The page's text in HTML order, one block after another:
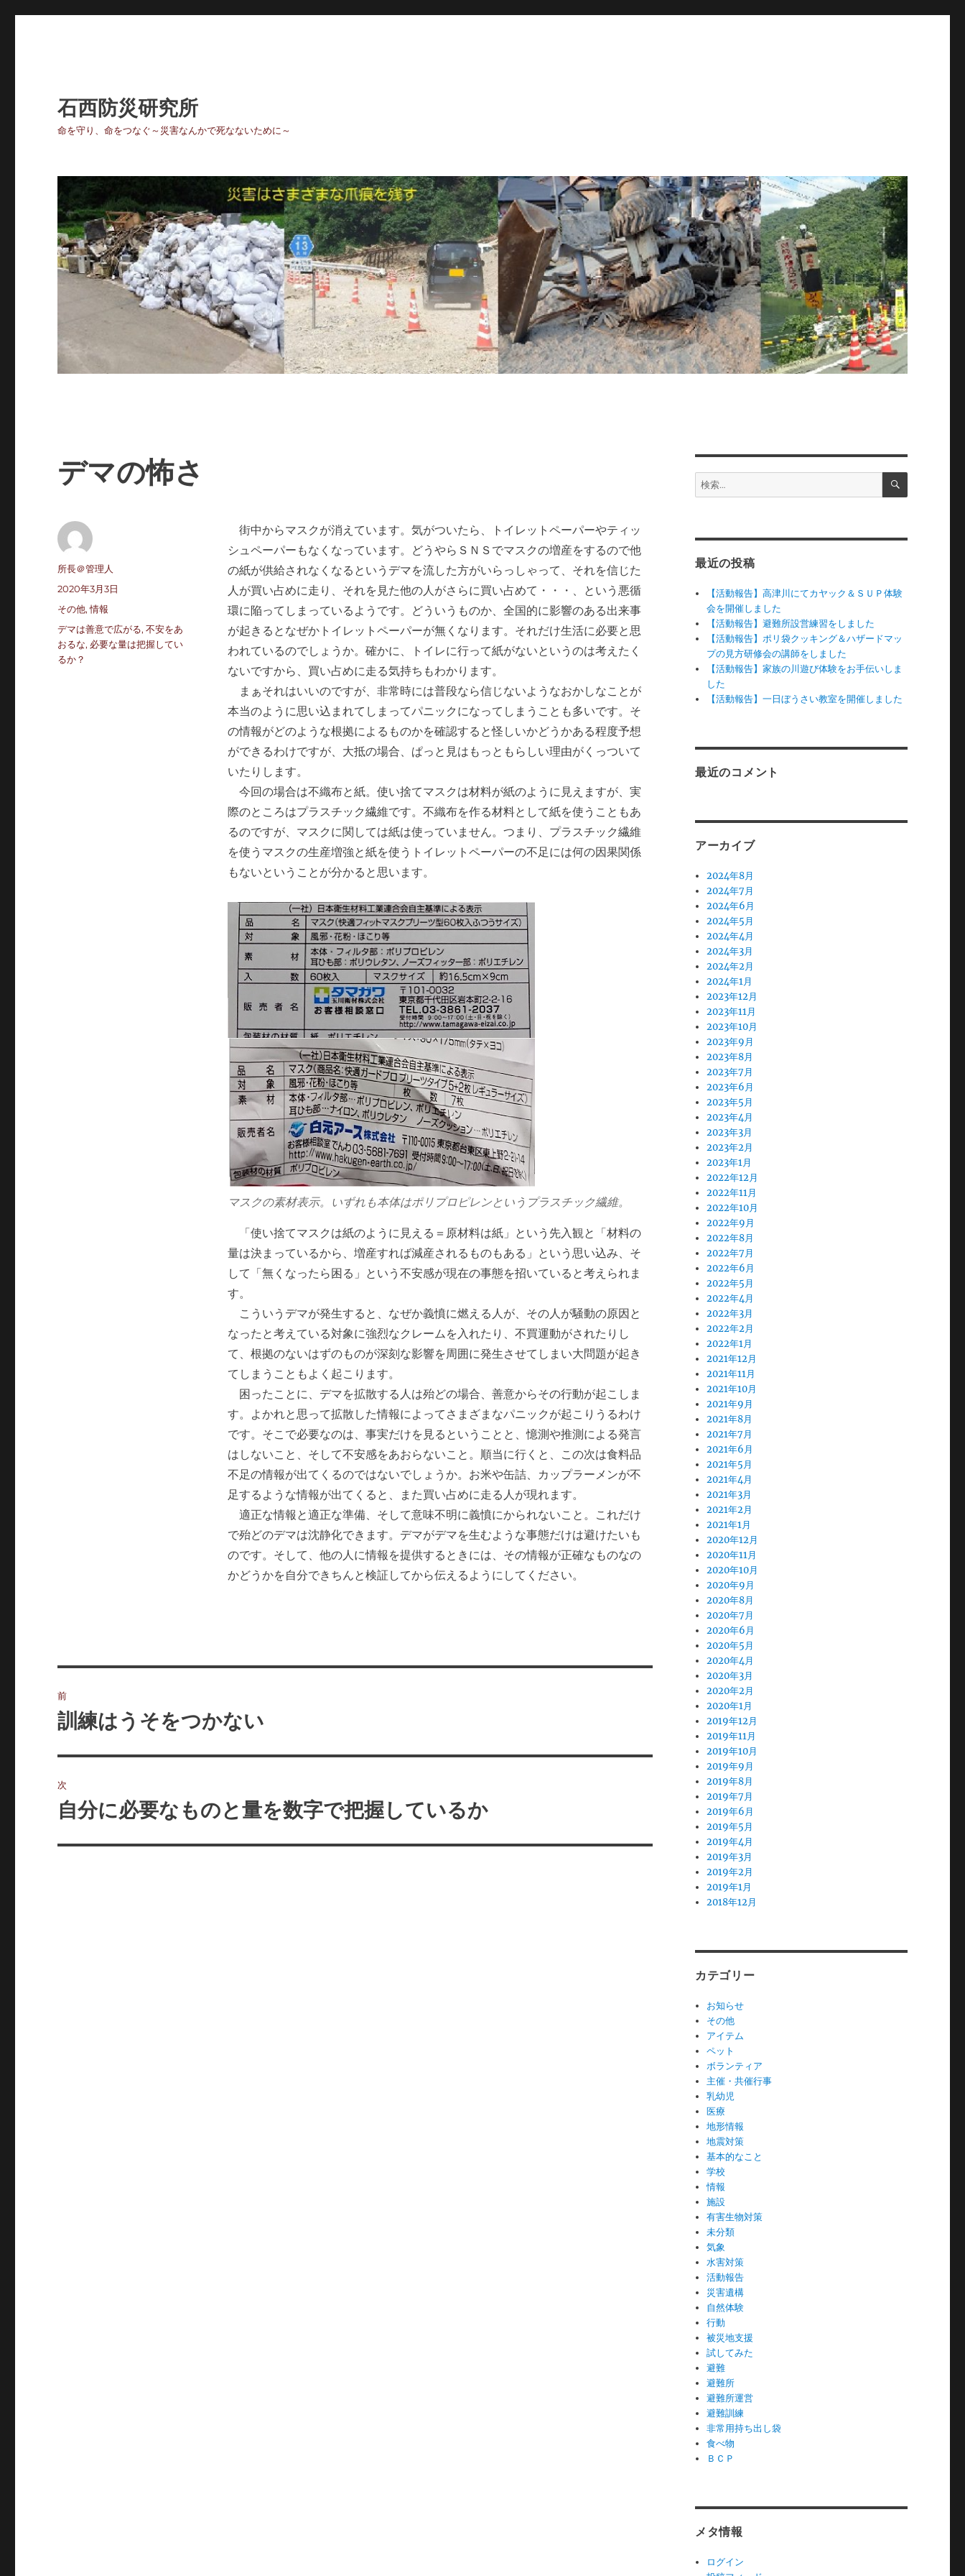
石西防災研究所
命を守り、命をつなぐ～災害なんかで死なないために～
デマの怖さ
街中からマスクが消えています。気がついたら、トイレットペーパーやティッ
シュペーパーもなくなっています。どうやらＳＮＳでマスクの増産をするので他
の紙が供給されなくなるというデマを流した方がいらっしゃって、それを信じた
人が買い占めに走り、それを見た他の人がさらに買い占めて・・・、という悪循
環に陥ってしまっているようです。どういうものか、全国的に影響のある出来事
が起きるとなぜかトイレットペーパーが無くなります。それだけ生活に必要と思
われているのでしょうか。確かに、トイレに行って紙がないというのは考えたく
ないですから、買い占めに走る気持ちもわかります。
まぁそれはいいのですが、非常時には普段なら信じないようなおかしなことが
本当のように思い込まれてしまってパニックになってしまうことも多いです。そ
の情報がどのような根拠によるものかを確認すると怪しいかどうかある程度予想
ができるわけですが、大抵の場合、ぱっと見はもっともらしい理由がくっついて
いたりします。
今回の場合は不織布と紙。使い捨てマスクは材料が紙のように見えますが、実
際のところはプラスチック繊維です。不織布を作る材料として紙を使うこともあ
るのですが、マスクに関しては紙は使っていません。つまり、プラスチック繊維
を使うマスクの生産増強と紙を使うトイレットペーパーの不足には何の因果関係
もないということが分かると思います。
マスクの素材表示。いずれも本体はポリプロピレンというプラスチック繊維。
「使い捨てマスクは紙のように見える＝原材料は紙」という先入観と「材料の
量は決まっているから、増産すれば減産されるものもある」という思い込み、そ
して「無くなったら困る」という不安感が現在の事態を招いていると考えられま
す。
こういうデマが発生すると、なぜか義憤に燃える人が、その人が騒動の原因と
なったと考えている対象に強烈なクレームを入れたり、不買運動がされたりし
て、根拠のないはずのものが深刻な影響を周囲に発生させてしまい大問題が起き
てしまうこともよく起こります。
困ったことに、デマを拡散する人は殆どの場合、善意からその行動が起こしま
す。よかれと思って拡散した情報によってさまざまなパニックが起こりうるわけ
です。そこで必要なのは、事実だけを見るということと、憶測や推測による発言
はしないこと、そして不安感をあおらないこと。順当に行くと、この次は食料品
不足の情報が出てくるのではないでしょうか。お米や缶詰、カップラーメンが不
足するような情報が出てくると、また買い占めに走る人が現れます。
適正な情報と適正な準備、そして意味不明に義憤にかられないこと。これだけ
で殆どのデマは沈静化できます。デマがデマを生むような事態だけは避けたいも
のです。そして、他の人に情報を提供するときには、その情報が正確なものなの
かどうかを自分できちんと検証してから伝えるようにしてください。
投
稿
所長＠管理人
投
稿
2020年3月3日
カ
テ
ゴ
リ
その他,情報
タ
グ
デマは善意で広がる,不安をあ
おるな, 必要な量は把握してい
るか？
稿
ゲ
前
前
投
稿:
訓練はうそをつかない
次
次
投
自分に必要なものと量を数字で把握しているか
検
索:
検
最近の投稿
【活動報告】高津川にてカヤック＆ＳＵＰ体験
会を開催しました
【活動報告】避難所設営練習をしました
【活動報告】ポリ袋クッキング＆ハザードマッ
プの見方研修会の講師をしました
【活動報告】家族の川遊び体験をお手伝いしま
した
【活動報告】一日ぼうさい教室を開催しました
最近のコメント
アーカイブ
2024年8月
2024年7月
2024年6月
2024年5月
2024年4月
2024年3月
2024年2月
2024年1月
2023年12月
2023年11月
2023年10月
2023年9月
2023年8月
2023年7月
2023年6月
2023年5月
2023年4月
2023年3月
2023年2月
2023年1月
2022年12月
2022年11月
2022年10月
2022年9月
2022年8月
2022年7月
2022年6月
2022年5月
2022年4月
2022年3月
2022年2月
2022年1月
2021年12月
2021年11月
2021年10月
2021年9月
2021年8月
2021年7月
2021年6月
2021年5月
2021年4月
2021年3月
2021年2月
2021年1月
2020年12月
2020年11月
2020年10月
2020年9月
2020年8月
2020年7月
2020年6月
2020年5月
2020年4月
2020年3月
2020年2月
2020年1月
2019年12月
2019年11月
2019年10月
2019年9月
2019年8月
2019年7月
2019年6月
2019年5月
2019年4月
2019年3月
2019年2月
2019年1月
2018年12月
カテゴリー
お知らせ
その他
アイテム
ペット
ボランティア
主催・共催行事
乳幼児
医療
地形情報
地震対策
基本的なこと
学校
情報
施設
有害生物対策
未分類
気象
水害対策
活動報告
災害遺構
自然体験
行動
被災地支援
試してみた
避難
避難所
避難所運営
避難訓練
非常用持ち出し袋
食べ物
ＢＣＰ
メタ情報
ログイン